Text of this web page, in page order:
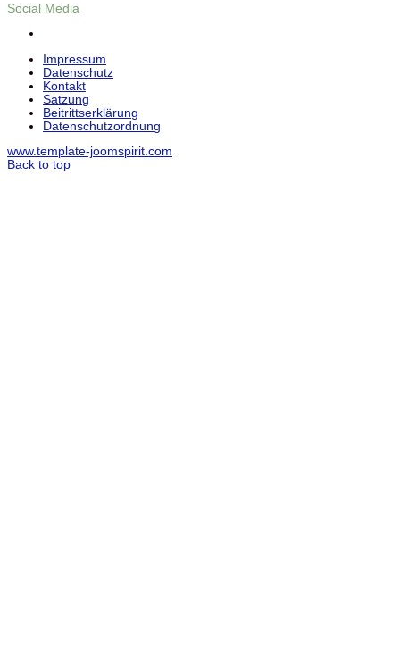
Social Media
Impressum
Datenschutz
Kontakt
Satzung
Beitrittserklärung
Datenschutzordnung
www.template-joomspirit.com
Back to top